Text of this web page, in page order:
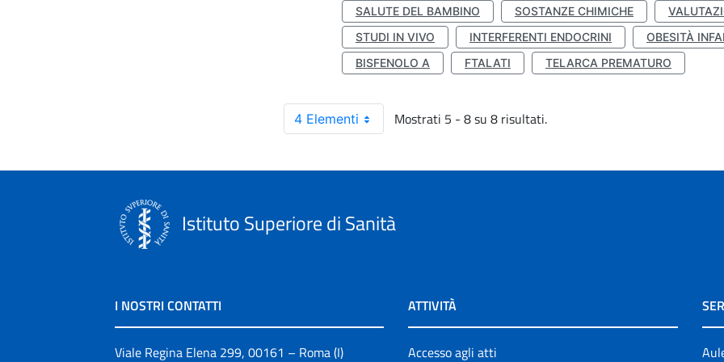
SALUTE DEL BAMBINO
SOSTANZE CHIMICHE
STUDI IN VIVO
INTERFERENTI ENDOCRINI OBESITÀ
BISFENOLO A
FTALATI TELARCA PREMATURO
4 Elementi Mostrati 5 - 8 su 8 risultati.
Istituto Superiore di Sanità
I NOSTRI CONTATTI
Viale Regina Elena 299, 00161 – Roma (I)
ATTIVITÀ
Accesso agli atti